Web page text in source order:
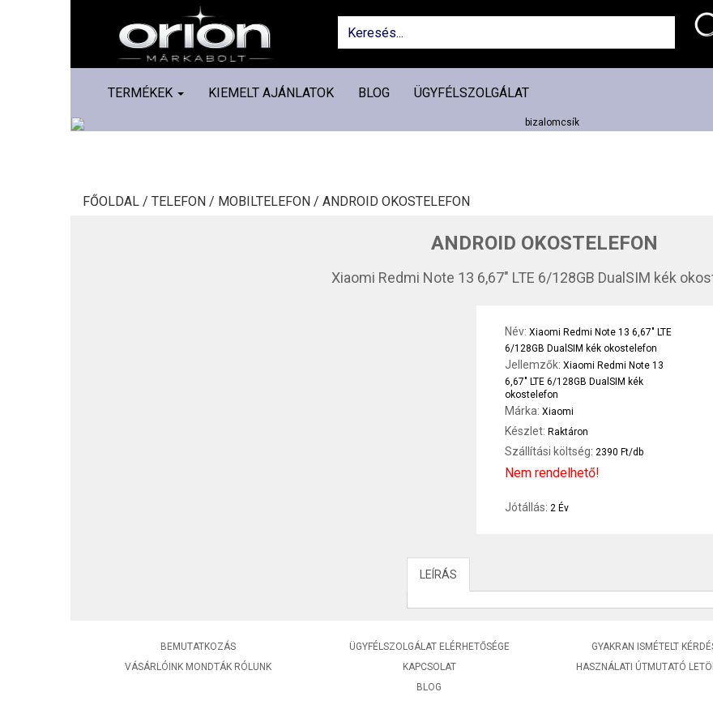
TERMÉKEK KIEMELT AJÁNLATOK BLOG ÜGYFÉLSZOLGÁLAT
FŐOLDAL / TELEFON / MOBILTELEFON / ANDROID OKOSTELEFON
ANDROID OKOSTELEFON
Xiaomi Redmi Note 13 6,67" LTE 6/128GB DualSIM kék
Név: Xiaomi Redmi Note 13 6,67" LTE
6/128GB DualSIM kék okostelefon
Jellemzők: Xiaomi Redmi Note 13
6,67" LTE 6/128GB DualSIM kék
okostelefon
Márka: Xiaomi
Készlet: Raktáron
Szállítási költség: 2390 Ft/db
Nem rendelhető!
Jótállás: 2 Év
LEÍRÁS
BEMUTATKOZÁS
VÁSÁRLÓINK MONDTÁK RÓLUNK
ÜGYFÉLSZOLGÁLAT ELÉRHETŐSÉGE
KAPCSOLAT
BLOG
GYAKRAN ISMÉTELT
HASZNÁLATI ÚTMUTATÓ